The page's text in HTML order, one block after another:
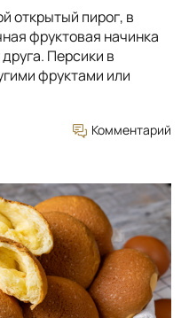
открытый пирог, в
фруктовая начинка
Персики в
фруктами или
Комментарий